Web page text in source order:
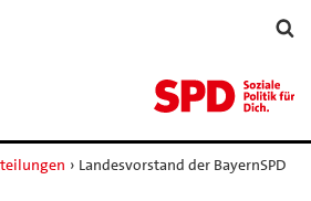
› Landesvorstand der BayernSPD